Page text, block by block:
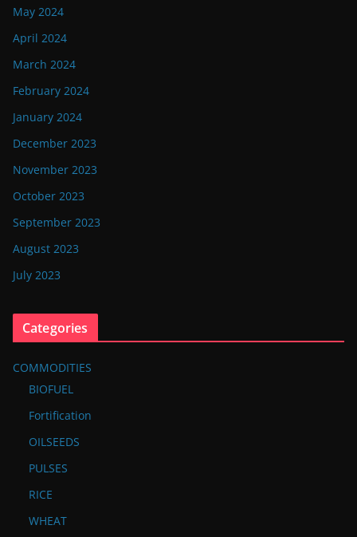
May 2024
April 2024
March 2024
February 2024
January 2024
December 2023
November 2023
October 2023
September 2023
August 2023
July 2023
Categories
COMMODITIES
BIOFUEL
Fortification
OILSEEDS
PULSES
RICE
WHEAT